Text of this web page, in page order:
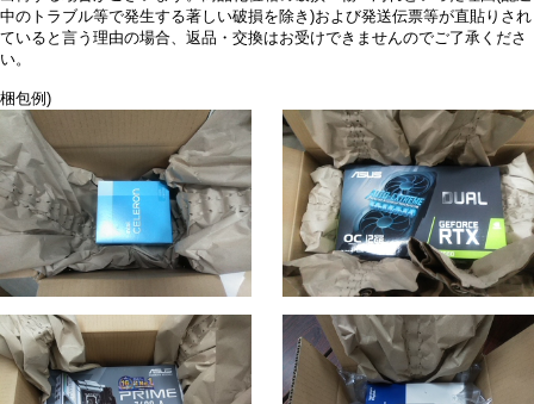
中のトラブル等で発生する著しい破損を除き)および発送伝票等が直貼りされ
ていると言う理由の場合、返品・交換はお受けできませんのでご了承くださ
い。
梱包例)